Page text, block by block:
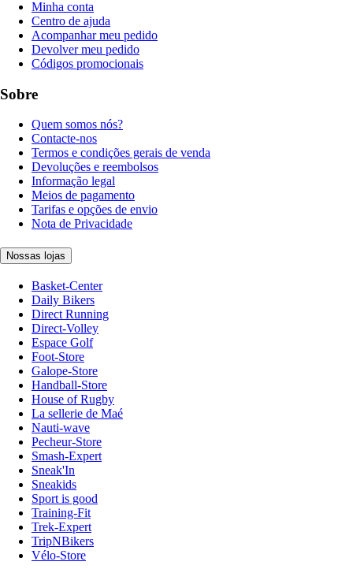
Minha conta
Centro de ajuda
Acompanhar meu pedido
Devolver meu pedido
Códigos promocionais
Sobre
Quem somos nós?
Contacte-nos
Termos e condições gerais de venda
Devoluções e reembolsos
Informação legal
Meios de pagamento
Tarifas e opções de envio
Nota de Privacidade
Nossas lojas
Basket-Center
Daily Bikers
Direct Running
Direct-Volley
Espace Golf
Foot-Store
Galope-Store
Handball-Store
House of Rugby
La sellerie de Maé
Nauti-wave
Pecheur-Store
Smash-Expert
Sneak'In
Sneakids
Sport is good
Training-Fit
Trek-Expert
TripNBikers
Vélo-Store